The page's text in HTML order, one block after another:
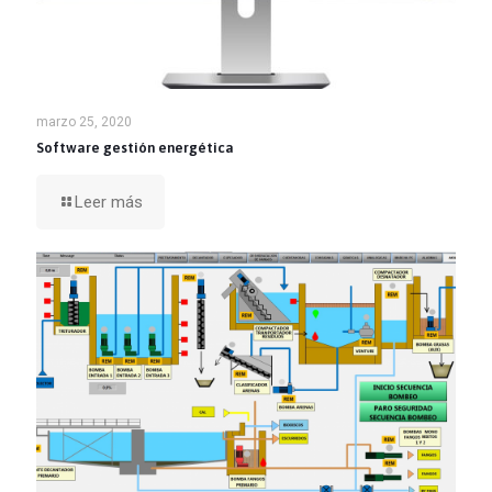
marzo 25, 2020
Software gestión energética
Leer más